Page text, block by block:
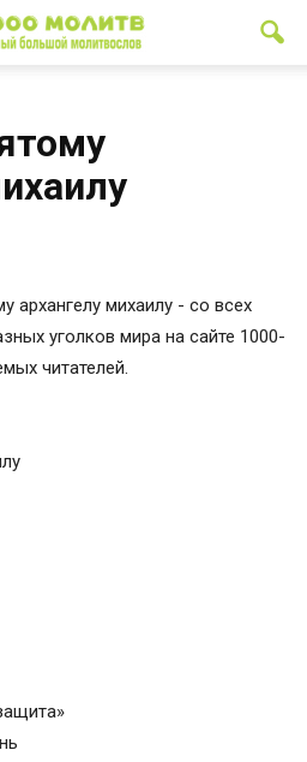
архангелу михаилу - со всех
уголков мира на сайте 1000-
читателей.